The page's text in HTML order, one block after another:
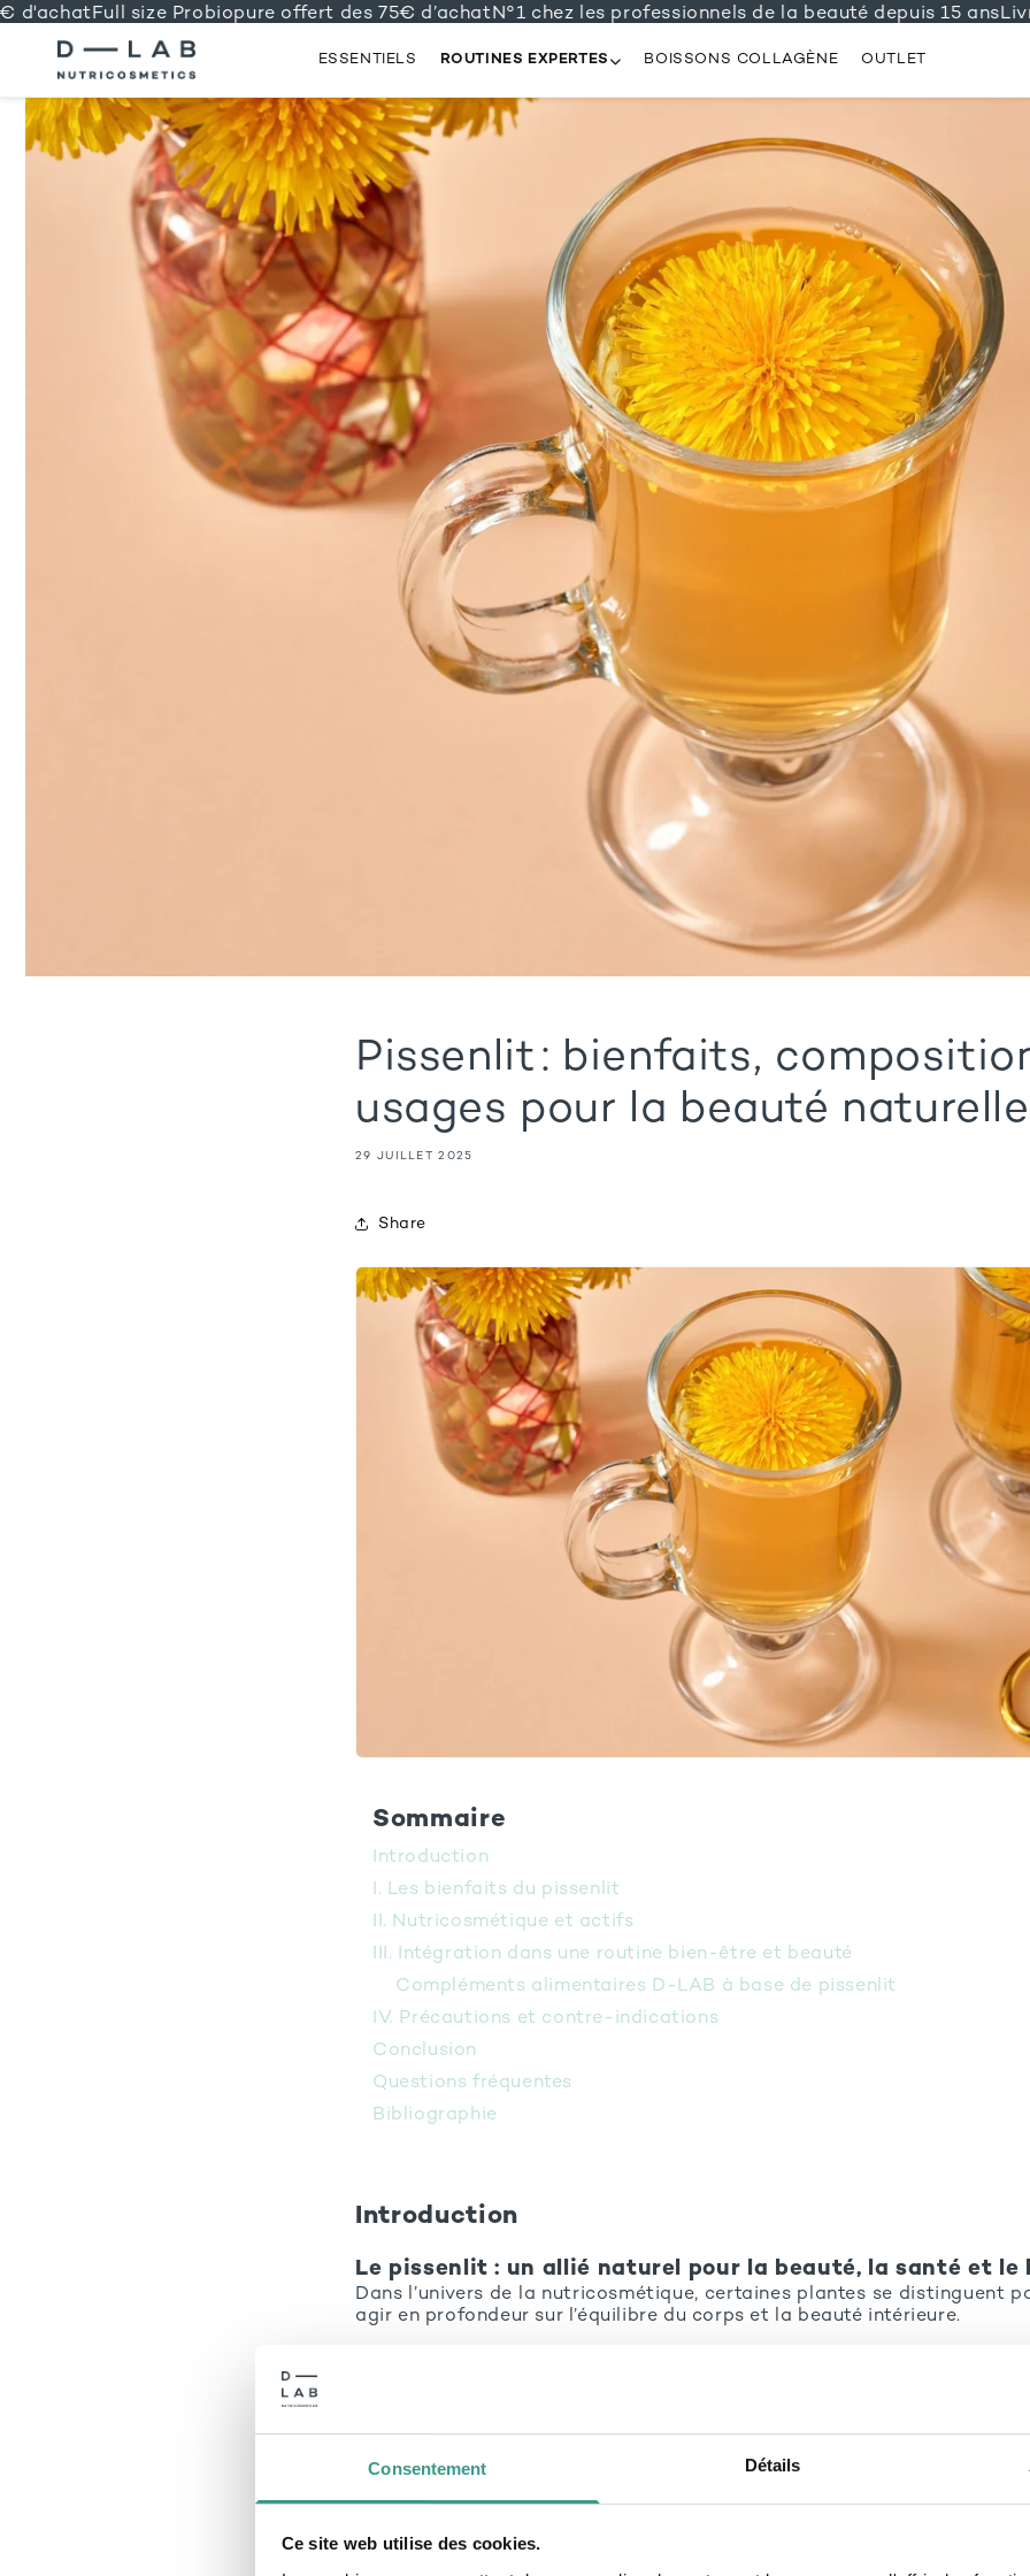
Consentement Détails
Ce site web utilise des cookies.
IGNORER
ET
PASSER
AU
CONTENU
Full size Probiopure offert des 75€ d’achatN°1 chez les professionnels de la beauté depuis 15 ans
ESSENTIELS ROUTINES EXPERTES BOISSONS COLLAGÈNE OUTLET
Pissenlit : bienfaits,
usages pour la beauté naturelle
29 JUILLET 2025
Share
Sommaire
Introduction
I. Les bienfaits du pissenlit
II. Nutricosmétique et actifs
III. Intégration dans une routine bien-être et beauté
Compléments alimentaires D-LAB à base de pissenlit
IV. Précautions et contre-indications
Conclusion
Questions fréquentes
Bibliographie
Introduction
Le pissenlit : un allié naturel pour la beauté, la santé et
Dans l’univers de la nutricosmétique, certaines plantes se distinguent
agir en profondeur sur l’équilibre du corps et la beauté intérieure.
des routines beauté et santé, grâce à ses propriétés
antioxydantes.
compléments alimentaires détox
l’équilibre intérieur et révéler l’éclat naturel.